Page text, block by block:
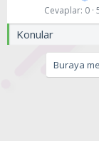
Cevaplar 0
Konular
Buraya